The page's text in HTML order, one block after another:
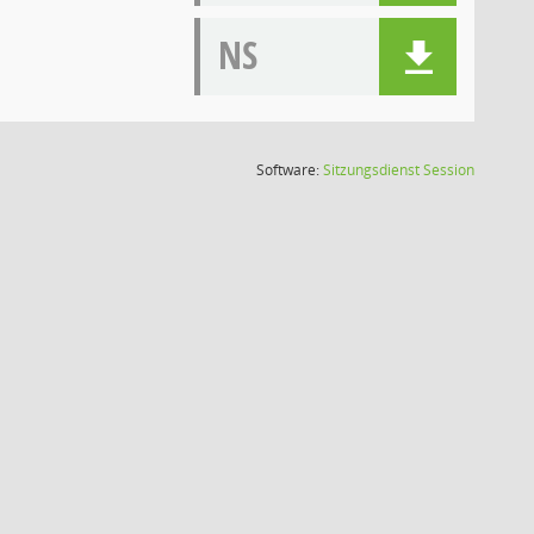
NS
Software:SitzungsdienstSession(Wird in